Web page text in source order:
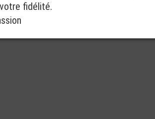
fidélité.